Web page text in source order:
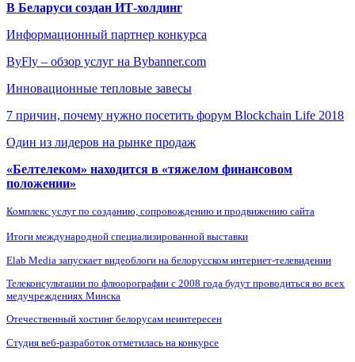
В Беларуси создан ИТ-холдинг
Информационный партнер конкурса
ByFly – обзор услуг на Bybanner.com
Инновационные тепловые завесы
7 причин, почему нужно посетить форум Blockchain Life 2018
Один из лидеров на рынке продаж
«Белтелеком» находится в «тяжелом финансовом
положении»
Комплекс услуг по созданию, сопровождению и продвижению сайта
Итоги международной специализированной выставки
Elab Media запускает видеоблоги на белорусском интернет-телевидении
Телеконсультации по флюорографии с 2008 года будут проводиться во всех
медучреждениях Минска
Отечественный хостинг белорусам неинтересен
Студия веб-разработок отметилась на конкурсе